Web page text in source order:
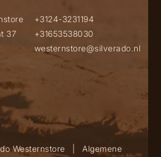
37
+3124-3231194
+31653538030
westernstore@silverado.nl
Westernstore
Algemene